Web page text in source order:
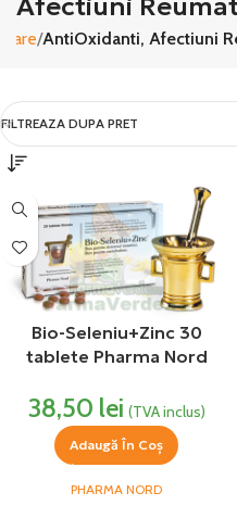
Afectiuni
AntiOxidanti, Afectiuni
FILTREAZA DUPA PRET
Bio-Seleniu+Zinc 30
tablete Pharma Nord
38,50 lei (TVA inclus)
Adaugă În Coș
PHARMA NORD